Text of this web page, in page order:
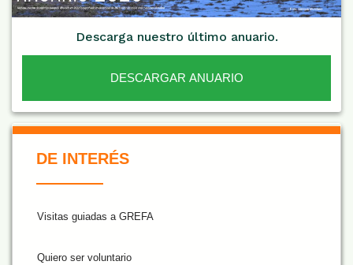
Descarga nuestro último anuario.
DESCARGAR ANUARIO
De Interés NARANJA
DE INTERÉS
Visitas guiadas a GREFA
Quiero ser voluntario